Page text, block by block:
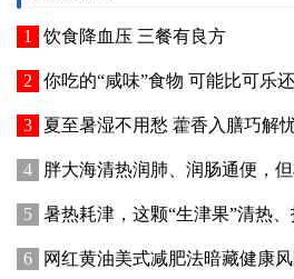
饮食降血压 三餐有良方
你吃的“咸味”食物 可能比可乐还
夏至暑湿不用愁 藿香入膳巧解
胖大海清热润肺、润肠通便，
暑热耗津，这颗“生津果”清热、护嗓
网红黄油美式减肥法暗藏健康